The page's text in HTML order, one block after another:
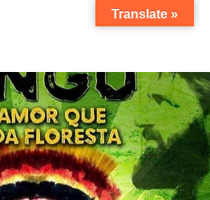
Translate »